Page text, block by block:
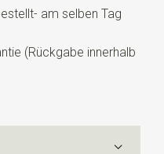
am selben Tag
(Rückgabe innerhalb